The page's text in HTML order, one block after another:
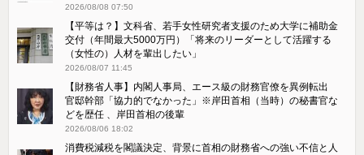
2026/08/08 07:50
【平等は？】文科省、若手女性研究者支援のため大学に補助金
交付（年間最大5000万円）「将来のリーダーとして活躍する
（女性の）人材を輩出したい」
2026/08/07 11:45
【財務省人事】内閣人事局、エース級の財務官僚を異例転出
官邸幹部「協力的でなかった」※岸田首相（当時）の秘書官な
どを歴任 、岸田首相の後輩
2026/08/06 18:02
消費税減税を閣議決定、背景に首相の財務省への強い不信と人